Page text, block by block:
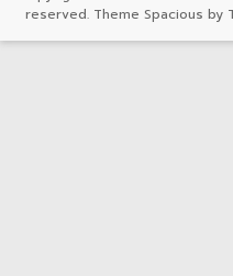
reserved. ThemeSpacious by